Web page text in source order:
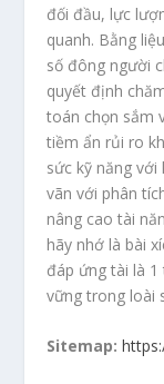
đối đầu, lực
quanh. Bằng
số đông người
quyết định
toán chọn sắm
tiềm ẩn rủi ro
sức kỹ năng
vãn với phân
nâng cao tài
hãy nhớ là bài
đáp ứng tài là
vững trong loài
Sitemap: